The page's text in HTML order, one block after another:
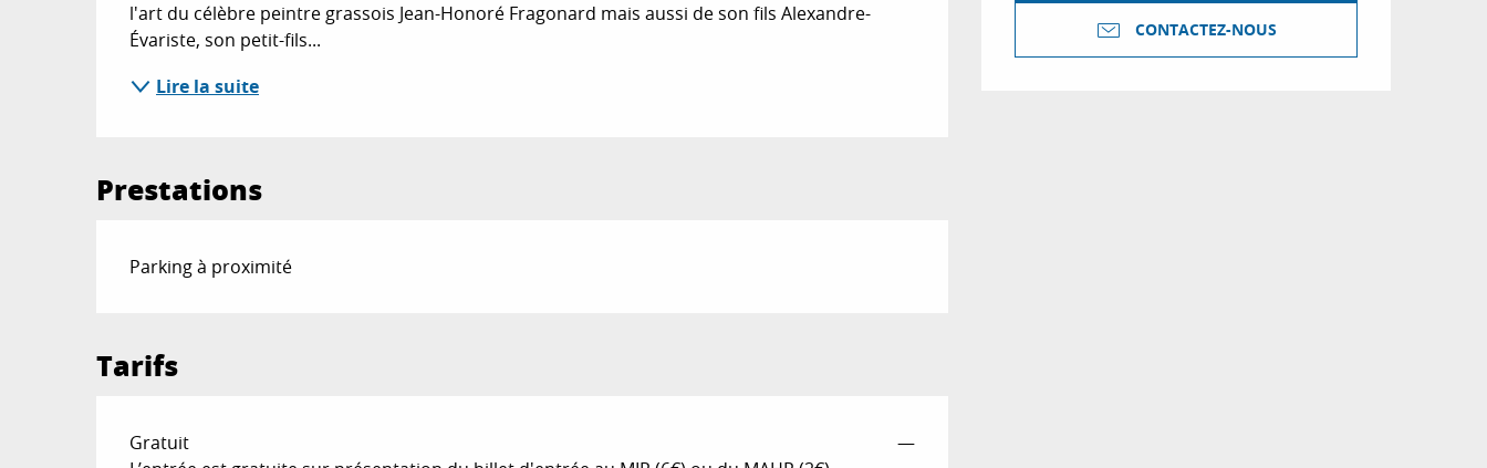
CONTACTEZ-NOUS
l'art du célèbre peintre grassois Jean-Honoré Fragonard mais aussi de son fils Alexandre-
Évariste, son petit-fils...
Lire la suite
Prestations
Parking à proximité
Tarifs
Gratuit
—